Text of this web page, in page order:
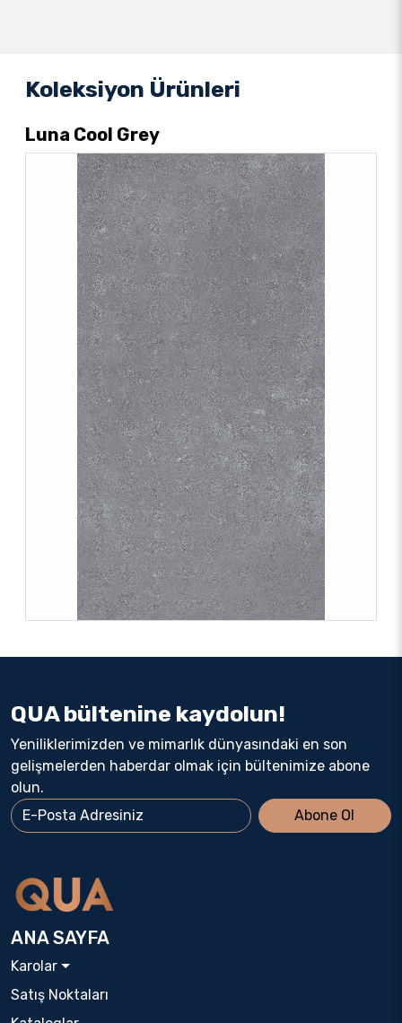
Koleksiyon Ürünleri
Luna Cool Grey
QUA bültenine kaydolun!
Yeniliklerimizden ve mimarlık dünyasındaki en son
gelişmelerden haberdar olmak için bültenimize abone
olun.
Abone Ol
ANA SAYFA
Karolar
Satış Noktaları